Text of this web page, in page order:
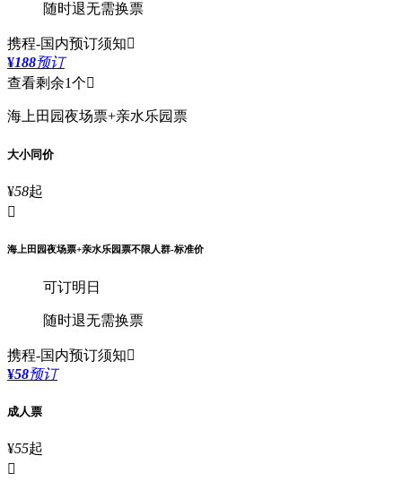
随时退无需换票
携程-国内预订须知
¥188预订
查看剩余1个
海上田园夜场票+亲水乐园票
大小同价
¥58起

海上田园夜场票+亲水乐园票不限人群-标准价
可订明日
随时退无需换票
携程-国内预订须知
¥58预订
成人票
¥55起
